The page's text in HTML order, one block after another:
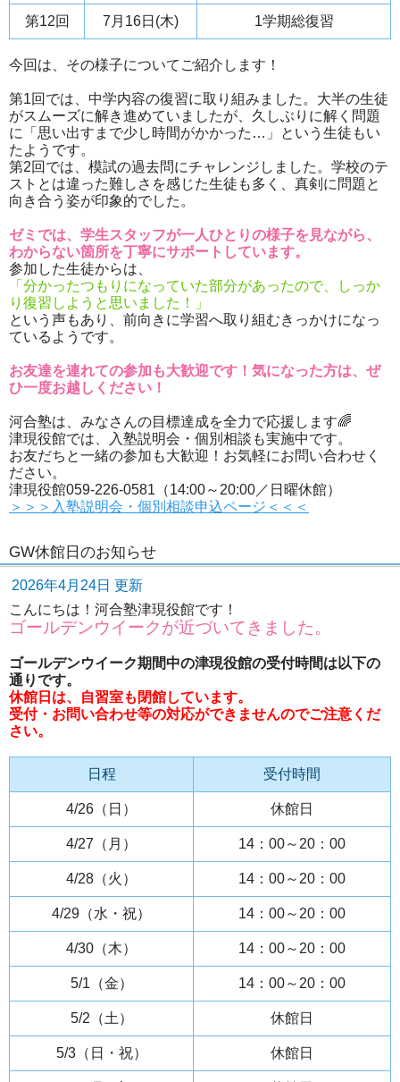
第12回 7月16日(木) 1学期総復習
今回は、その様子についてご紹介します！
第1回では、中学内容の復習に取り組みました。大半の生徒
がスムーズに解き進めていましたが、久しぶりに解く問題
に「思い出すまで少し時間がかかった…」という生徒もい
たようです。
第2回では、模試の過去問にチャレンジしました。学校のテ
ストとは違った難しさを感じた生徒も多く、真剣に問題と
向き合う姿が印象的でした。
ゼミでは、学生スタッフが一人ひとりの様子を見ながら、
わからない箇所を丁寧にサポートしています。
参加した生徒からは、
「分かったつもりになっていた部分があったので、しっか
り復習しようと思いました！」
という声もあり、前向きに学習へ取り組むきっかけになっ
ているようです。
お友達を連れての参加も大歓迎です！気になった方は、ぜ
ひ一度お越しください！
河合塾は、みなさんの目標達成を全力で応援します🌈
津現役館では、入塾説明会・個別相談も実施中です。
お友だちと一緒の参加も大歓迎！お気軽にお問い合わせく
ださい。
津現役館059-226-0581（14:00～20:00／日曜休館）
＞＞＞入塾説明会・個別相談申込ページ＜＜＜
GW休館日のお知らせ
2026年4月24日 更新
こんにちは！河合塾津現役館です！
ゴールデンウイークが近づいてきました。
ゴールデンウイーク期間中の津現役館の受付時間は以下の
通りです。
休館日は、自習室も閉館しています。
受付・お問い合わせ等の対応ができませんのでご注意くだ
さい。
日程 受付時間
4/26（日） 休館日
4/27（月） 14：00～20：00
4/28（火） 14：00～20：00
4/29（水・祝） 14：00～20：00
4/30（木） 14：00～20：00
5/1（金） 14：00～20：00
5/2（土） 休館日
5/3（日・祝） 休館日